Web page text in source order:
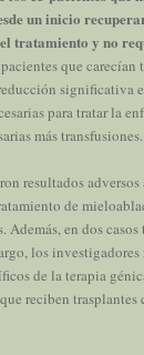
un inicio
tratamiento y no
que carecían
significativa
para tratar la
más transfusiones.
resultados
de
en dos casos
los investigadores
de la terapia
reciben trasplantes